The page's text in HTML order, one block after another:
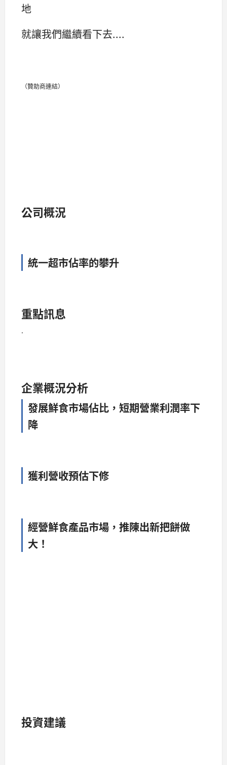
地
就讓我們繼續看下去....
（贊助商連結）
公司概況
統一超市佔率的攀升
重點訊息
.
企業概況分析
發展鮮食市場佔比，短期營業利潤率下
降
獲利營收預估下修
經營鮮食產品市場，推陳出新把餅做
大！
投資建議